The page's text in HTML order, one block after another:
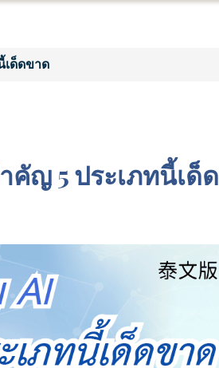
เด็ดขาด
คัญ 5 ประเภทนี้เด็ด